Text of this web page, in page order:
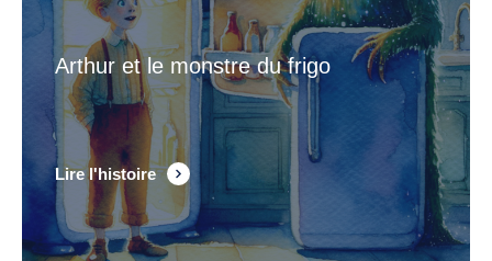
5 ans 6 ans 7 ans 8 ans 9 ans 10 ans
Arthur et le monstre du frigo
Lire l'histoire